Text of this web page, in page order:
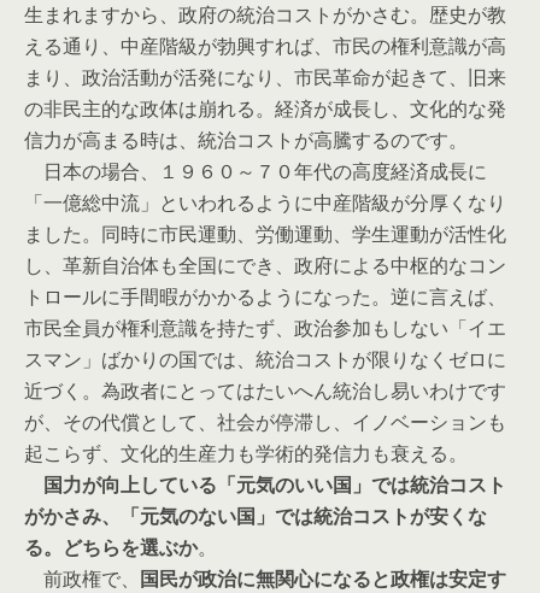
生まれますから、政府の統治コストがかさむ。歴史が教
える通り、中産階級が勃興すれば、市民の権利意識が高
まり、政治活動が活発になり、市民革命が起きて、旧来
の非民主的な政体は崩れる。経済が成長し、文化的な発
信力が高まる時は、統治コストが高騰するのです。
日本の場合、１９６０～７０年代の高度経済成長に
「一億総中流」といわれるように中産階級が分厚くなり
ました。同時に市民運動、労働運動、学生運動が活性化
し、革新自治体も全国にでき、政府による中枢的なコン
トロールに手間暇がかかるようになった。逆に言えば、
市民全員が権利意識を持たず、政治参加もしない「イエ
スマン」ばかりの国では、統治コストが限りなくゼロに
近づく。為政者にとってはたいへん統治し易いわけです
が、その代償として、社会が停滞し、イノベーションも
起こらず、文化的生産力も学術的発信力も衰える。
国力が向上している「元気のいい国」では統治コスト
がかさみ、「元気のない国」では統治コストが安くな
る。どちらを選ぶか。
前政権で、 国民が政治に無関心になると政権は安定す